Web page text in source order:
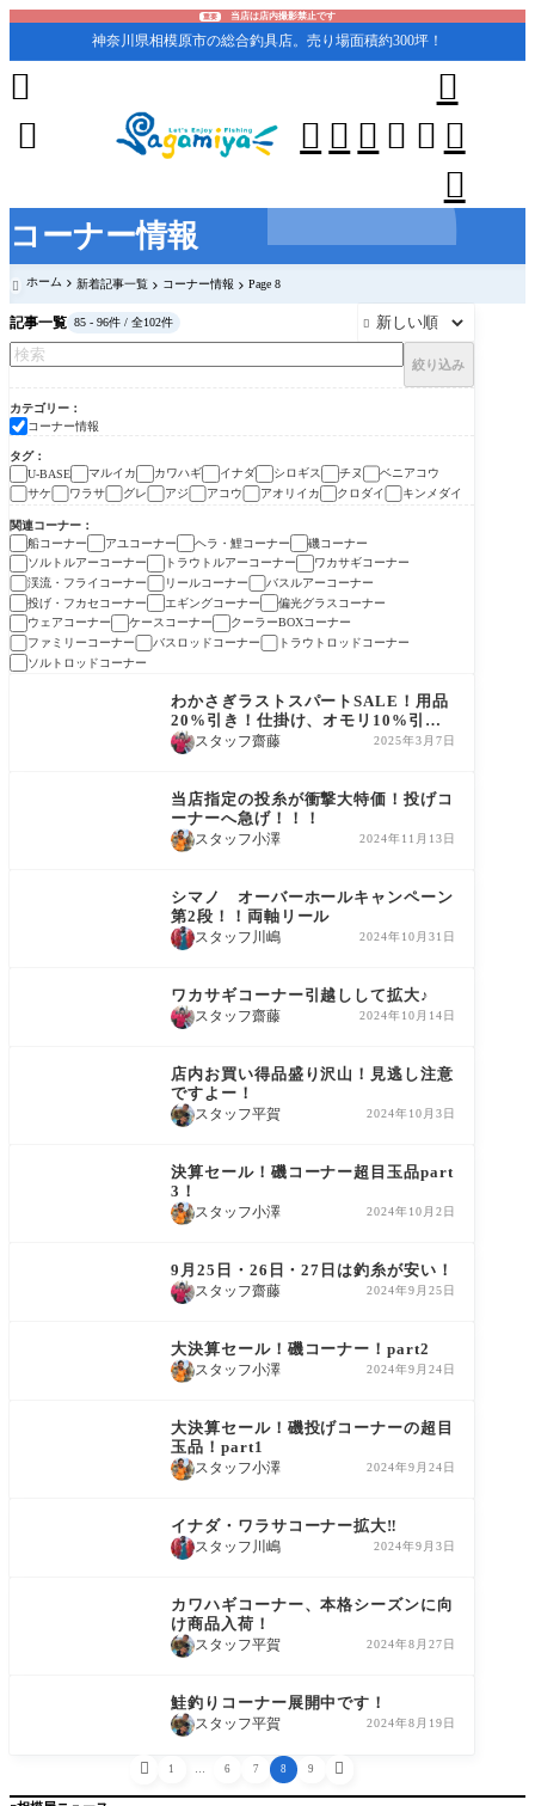
コーナー情報
重要 当店は店内撮影禁止です
神奈川県相模原市の総合釣具店。売り場面積約300坪！
    





 ホーム 新着記事一覧 コーナー情報 Page 8
記事一覧 85 - 96件 / 全102件 
絞り込み
カテゴリー
コーナー情報
タグ
U-BASE
マルイカ カワハギ イナダ シロギス チヌ
ベニアコウ
サケ
ワラサ グレ アジ アコウ アオリイカ クロダイ キンメダイ
関連コーナー
船コーナー
アユコーナー ヘラ・鯉コーナー
磯コーナー
ソルトルアーコーナー
トラウトルアーコーナー
ワカサギコーナー
渓流・フライコーナー
リールコーナー
バスルアーコーナー
投げ・フカセコーナー
エギングコーナー
偏光グラスコーナー
ウェアコーナー
ケースコーナー
クーラーBOXコーナー
ファミリーコーナー
バスロッドコーナー
トラウトロッドコーナー
ソルトロッドコーナー
コーナー情報
わかさぎラストスパートSALE！用品
20%引き！仕掛け、オモリ10%引
き！スタッフ齋藤 2025年3月7日
当店指定の投糸が衝撃大特価！投げコ
ーナーへ急げ！！！
スタッフ小澤 2024年11月13日
シマノ オーバーホールキャンペーン
第2段！！両軸リール
スタッフ川嶋 2024年10月31日
ワカサギコーナー引越しして拡大♪
スタッフ齋藤 2024年10月14日
店内お買い得品盛り沢山！見逃し注意
ですよー！
スタッフ平賀 2024年10月3日
決算セール！磯コーナー超目玉品part
3！
スタッフ小澤 2024年10月2日
9月25日・26日・27日は釣糸が安い！
スタッフ齋藤 2024年9月25日
大決算セール！磯コーナー！part2
スタッフ小澤 2024年9月24日
大決算セール！磯投げコーナーの超目
玉品！part1
スタッフ小澤 2024年9月24日
イナダ・ワラサコーナー拡大‼︎
スタッフ川嶋 2024年9月3日
カワハギコーナー、本格シーズンに向
け商品入荷！
スタッフ平賀 2024年8月27日
鮭釣りコーナー展開中です！
スタッフ平賀 2024年8月19日
 1 6 7 8 9 